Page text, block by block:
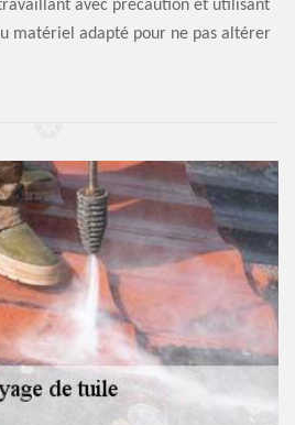
avec précaution et utilisant
matériel adapté pour ne pas altérer